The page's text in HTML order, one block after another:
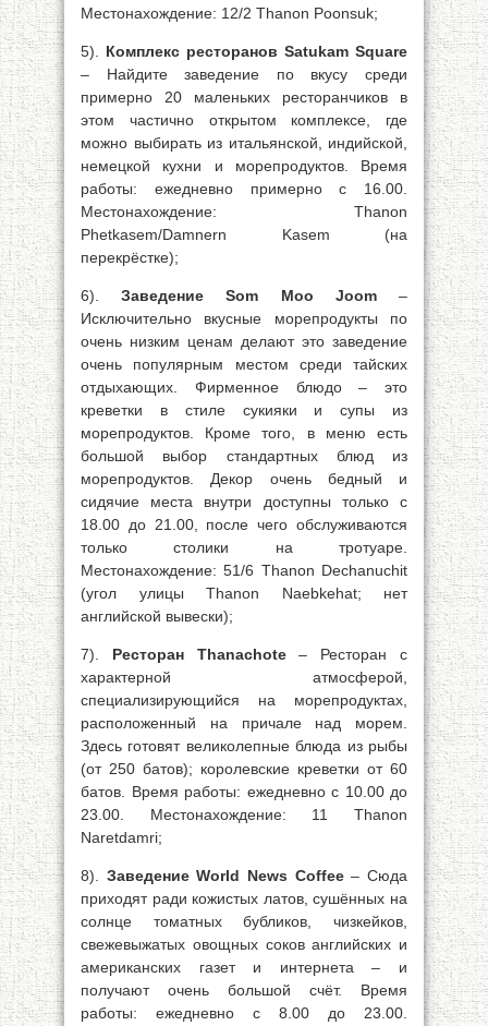
Местонахождение: 12/2 Thanon Poonsuk;
5). Комплекс ресторанов Satukam Square
– Найдите заведение по вкусу среди
примерно 20 маленьких ресторанчиков в
этом частично открытом комплексе, где
можно выбирать из итальянской, индийской,
немецкой кухни и морепродуктов. Время
работы: ежедневно примерно с 16.00.
Местонахождение: Thanon
Phetkasem/Damnern Kasem (на
перекрёстке);
6).Заведение Som Moo Joom–
Исключительно вкусные морепродукты по
очень низким ценам делают это заведение
очень популярным местом среди тайских
отдыхающих. Фирменное блюдо – это
креветки в стиле сукияки и супы из
морепродуктов. Кроме того, в меню есть
большой выбор стандартных блюд из
морепродуктов. Декор очень бедный и
сидячие места внутри доступны только с
18.00 до 21.00, после чего обслуживаются
только столики на тротуаре.
Местонахождение: 51/6 Thanon Dechanuchit
(угол улицы Thanon Naebkehat; нет
английской вывески);
7). Ресторан Thanachote– Ресторан с
характерной атмосферой,
специализирующийся на морепродуктах,
расположенный на причале над морем.
Здесь готовят великолепные блюда из рыбы
(от 250 батов); королевские креветки от 60
батов. Время работы: ежедневно с 10.00 до
23.00. Местонахождение: 11 Thanon
Naretdamri;
8). Заведение World News Coffee– Сюда
приходят ради кожистых латов, сушённых на
солнце томатных бубликов, чизкейков,
свежевыжатых овощных соков английских и
американских газет и интернета – и
получают очень большой счёт. Время
работы: ежедневно с 8.00 до 23.00.